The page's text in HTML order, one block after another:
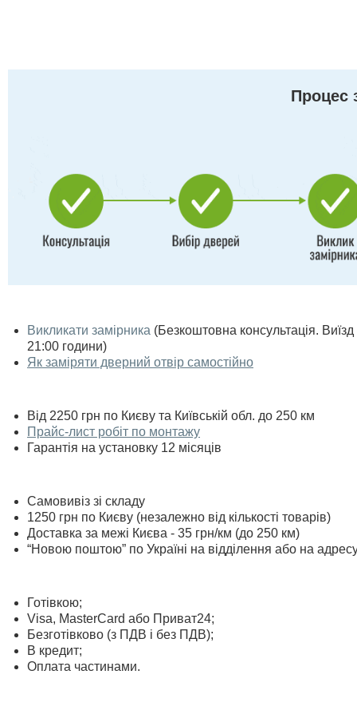
Процес
Викликати замірника (Безкоштовна консультація.
21:00 години)
Як заміряти дверний отвір самостійно
Від 2250 грн по Києву та Київській обл. до 250 км
Прайс-лист робіт по монтажу
Гарантія на установку 12 місяців
Самовивіз зі складу
1250 грн по Києву (незалежно від кількості товарів)
Доставка за межі Києва - 35 грн/км (до 250 км)
“Новою поштою” по Україні на відділення або на
Готівкою;
Visa, MasterСard або Приват24;
Безготівково (з ПДВ і без ПДВ);
В кредит;
Оплата частинами.